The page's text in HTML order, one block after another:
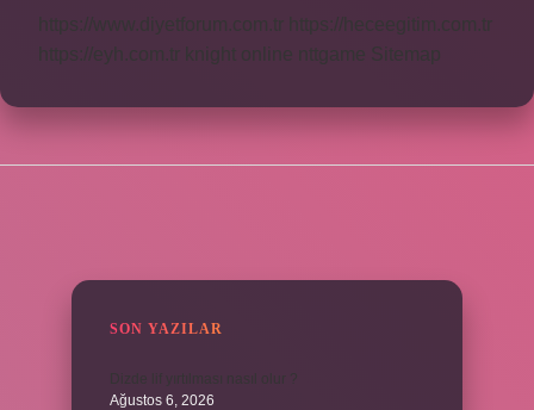
https://www.diyetforum.com.tr
https://heceegitim.com.tr
https://eyh.com.tr knight online nttgame Sitemap
SON YAZILAR
Ağustos 6, 2026